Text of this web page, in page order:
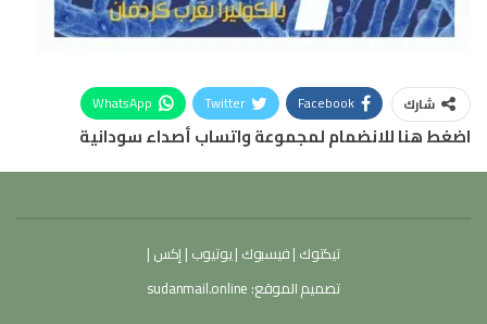
شارك Facebook
Twitter
WhatsApp
اضغط هنا للانضمام لمجموعة واتساب أصداء سودانية
تيكتوك |فيسبوك |يوتيوب |إكس |
تصميم الموقع: sudanmail.online